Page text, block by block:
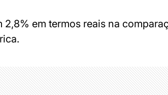
2,8% em termos reais na